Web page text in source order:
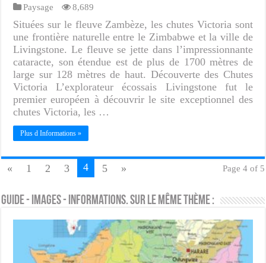
Paysage 8,689
Situées sur le fleuve Zambèze, les chutes Victoria sont
une frontière naturelle entre le Zimbabwe et la ville de
Livingstone. Le fleuve se jette dans l’impressionnante
cataracte, son étendue est de plus de 1700 mètres de
large sur 128 mètres de haut. Découverte des Chutes
Victoria L’explorateur écossais Livingstone fut le
premier européen à découvrir le site exceptionnel des
chutes Victoria, les …
Plus d Informations »
Page 4 of 5
« 1 2 3 4 5 »
Guide - Images - Informations. Sur le même thème :